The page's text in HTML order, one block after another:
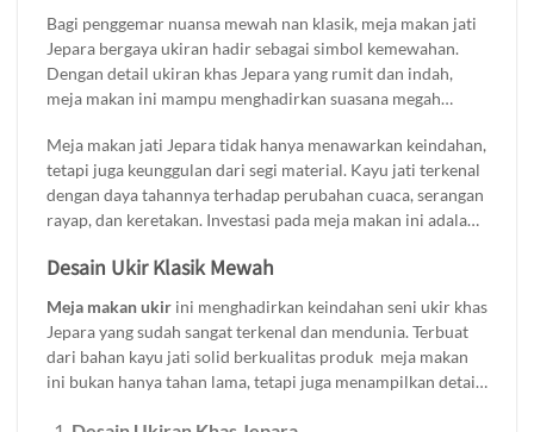
rumah dengan gaya kontemporer atau skandinavia. Dengan
bahan dasar kayu jati yang kuat dan tahan lama, meja ini
tidak hanya cantik secara visual tetapi juga fungsional dan
awet untuk di gunakan dalam jangka panjang.
Bagi penggemar nuansa mewah nan klasik, meja makan jati
Jepara bergaya ukiran hadir sebagai simbol kemewahan.
Dengan detail ukiran khas Jepara yang rumit dan indah,
meja makan ini mampu menghadirkan suasana megah
atau glossy semakin menonjolkan serat kayu jati yang kaya
dan mendalam. Meja makan gaya klasik ini sering digunakan
untuk melengkapi rumah-rumah bergaya tradisional atau
kolonial.
Meja makan jati Jepara tidak hanya menawarkan keindahan,
tetapi juga keunggulan dari segi material. Kayu jati terkenal
dengan daya tahannya terhadap perubahan cuaca, serangan
rayap, dan keretakan. Investasi pada meja makan ini adalah
menikmati fungsinya selama bertahun-tahun. Temukan
minimalis modern maupun klasik mewah hanya di Brokoku
Home Furnishing.
Desain Ukir Klasik Mewah
Meja makan ukir ini menghadirkan keindahan seni ukir khas
Jepara yang sudah sangat terkenal dan mendunia. Terbuat
dari bahan kayu jati solid berkualitas produk meja makan
ini bukan hanya tahan lama, tetapi juga menampilkan detail